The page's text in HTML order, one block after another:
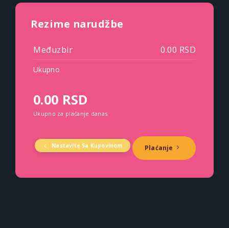
Rezime narudžbe
Međuzbir 0.00 RSD
Ukupno
0.00 RSD
Ukupno za plaćanje danas
Nastavite Sa Kupovinom Plaćanje